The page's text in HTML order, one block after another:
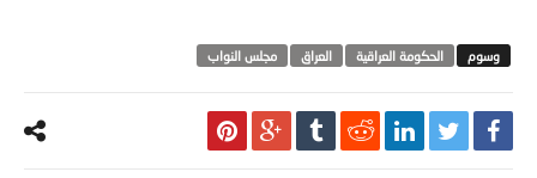
الحكومة العراقية العراق مجلس النواب